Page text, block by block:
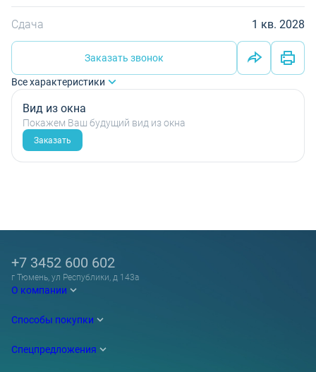
Сдача 1 кв. 2028
Заказать звонок
Все характеристики
Вид из окна
Покажем Ваш будущий вид из окна
Заказать
О компании
Способы покупки
Спецпредложения
+7 3452 600 602
г Тюмень, ул Республики, д 143а